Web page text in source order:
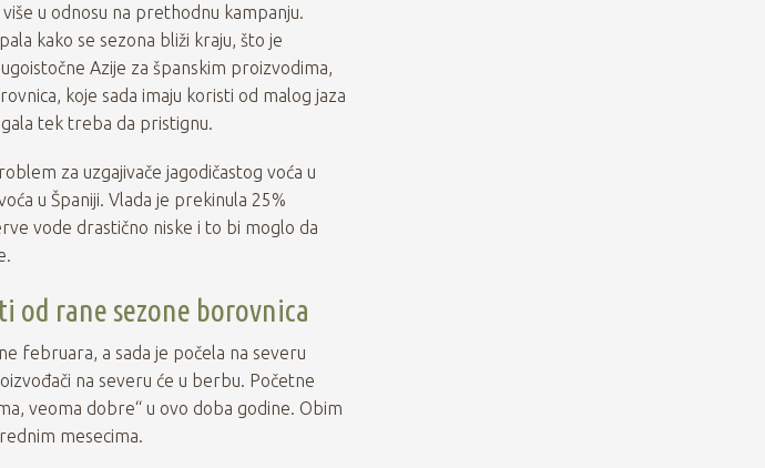
u odnosu na prethodnu kampanju.
kako se sezona bliži kraju, što je
Azije za španskim proizvodima,
koje sada imaju koristi od malog jaza
tek treba da pristignu.
za uzgajivače jagodičastog voća u
u Španiji. Vlada je prekinula 25%
vode drastično niske i to bi moglo da
od rane sezone borovnica
februara, a sada je počela na severu
na severu će u berbu. Početne
veoma dobre“ u ovo doba godine. Obim
mesecima.